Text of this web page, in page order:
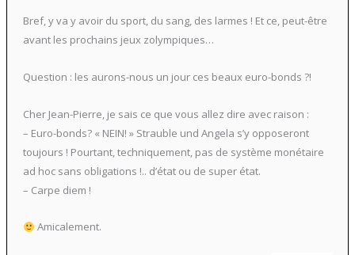
Bref, y va y avoir du sport, du sang, des larmes ! Et ce, peut-être
avant les prochains jeux zolympiques…
Question : les aurons-nous un jour ces beaux euro-bonds ?!
Cher Jean-Pierre, je sais ce que vous allez dire avec raison :
– Euro-bonds? « NEIN! » Strauble und Angela s’y opposeront
toujours ! Pourtant, techniquement, pas de système monétaire
ad hoc sans obligations !.. d’état ou de super état.
– Carpe diem !
Amicalement.